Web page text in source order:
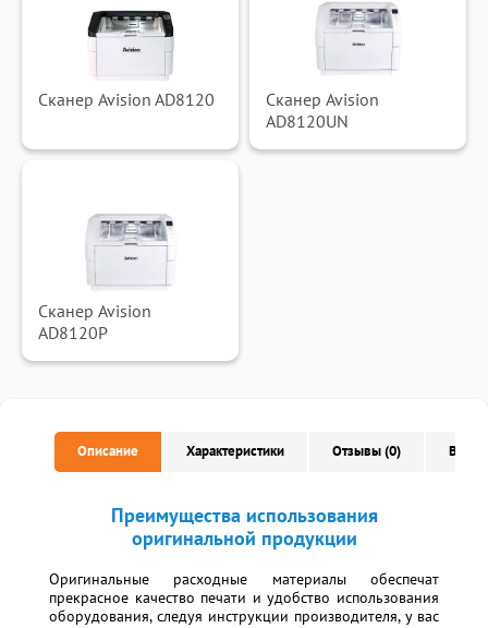
Сканер Avision AD8120
Сканер Avision
AD8120UN
Сканер Avision
AD8120P
Описание Характеристики Отзывы (0)
Преимущества использования
оригинальной продукции
Оригинальные расходные материалы обеспечат
прекрасное качество печати и удобство использования
оборудования, следуя инструкции производителя, у вас